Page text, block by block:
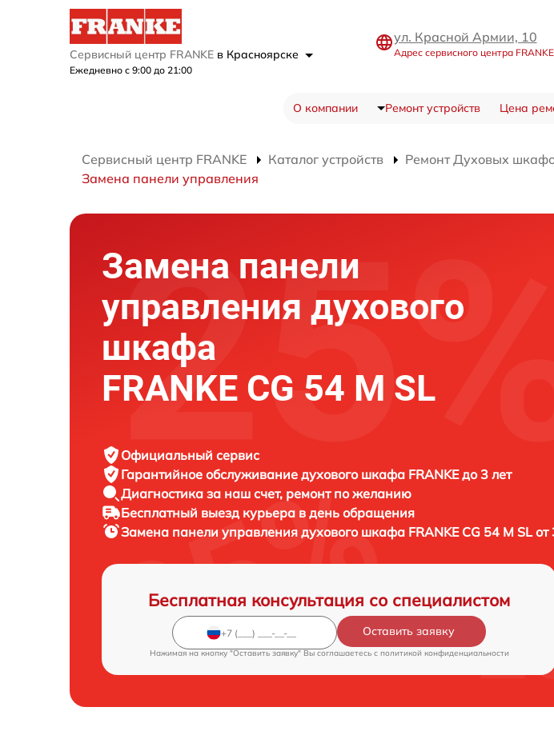
Сервисный центр FRANKE в Красноярске
Ежедневно с 9:00 до 21:00
ул. Красной Армии, 10
Адрес сервисного центра FRANKE
О компании Ремонт устройств Цена
Сервисный центр FRANKE Каталог устройств Ремонт Духовых
Замена панели управления
Замена панели
управления духового
шкафа
FRANKE CG 54 M SL
Официальный сервис
Гарантийное обслуживание духового шкафа FRANKE до 3 лет
Диагностика за наш счет, ремонт по желанию
Бесплатный выезд курьера в день обращения
Замена панели управления духового шкафа FRANKE CG 54 M SL
Бесплатная консультация со специалистом
Оставить заявку
Нажимая на кнопку "Оставить заявку" Вы соглашаетесь c политикой конфиденциальности